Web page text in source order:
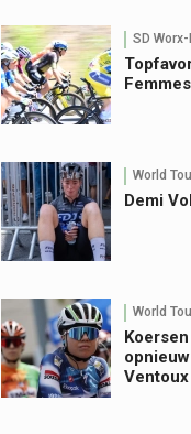
SD
Femmes
World
Demi
World
Ventoux